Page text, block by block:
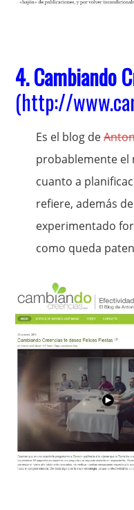
4. Cambiando
(http://
Es el blog de
probablemente el
cuanto a
refiere, además
experimentado
como queda